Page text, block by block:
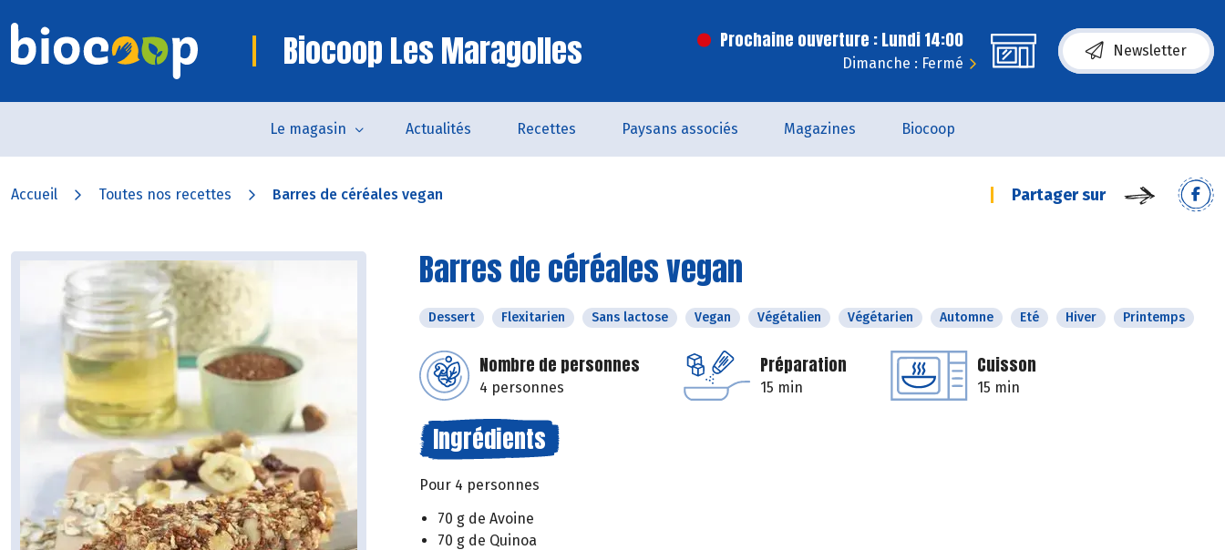
Biocoop Les Maragolles Prochaine ouverture : Lundi 14:00
Dimanche : Fermé
Newsletter
Le magasin Actualités Recettes Paysans associés Magazines Biocoop
Accueil Toutes nos recettes Barres de céréales vegan Partager sur
Barres de céréales vegan
Dessert Flexitarien Sans lactose Vegan Végétalien Végétarien Automne Eté Hiver Printemps
Nombre de personnes
4 personnes
Préparation
15 min
Cuisson
15 min
Ingrédients
Pour 4 personnes
70 g de Avoine
70 g de Quinoa